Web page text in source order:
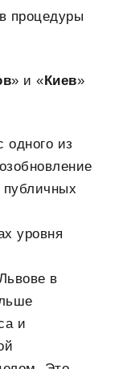
процедуры
» и «Киев»
одного из
публичных
уровня
в
и